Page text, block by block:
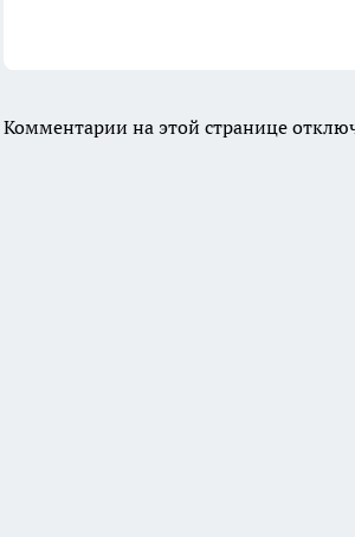
Комментарии на этой странице